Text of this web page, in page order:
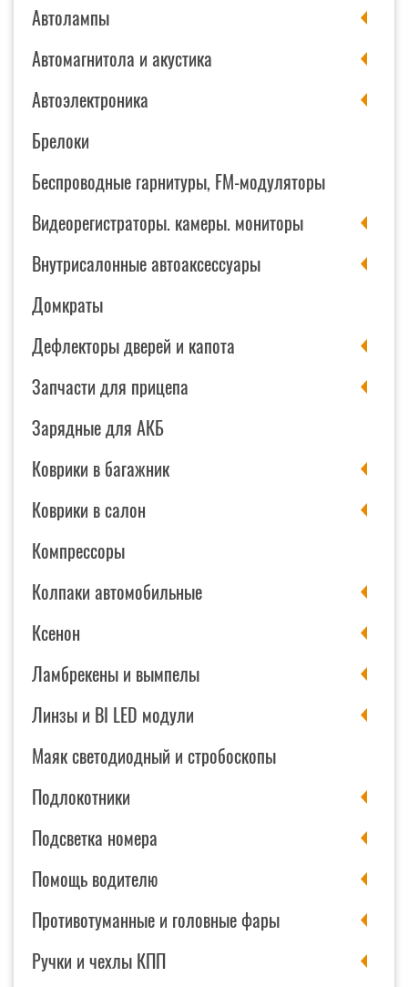
Автолампы
Автомагнитола и акустика
Автоэлектроника
Брелоки
Беспроводные гарнитуры, FM-модуляторы
Видеорегистраторы. камеры. мониторы
Внутрисалонные автоаксессуары
Домкраты
Дефлекторы дверей и капота
Запчасти для прицепа
Зарядные для АКБ
Коврики в багажник
Коврики в салон
Компрессоры
Колпаки автомобильные
Ксенон
Ламбрекены и вымпелы
Линзы и BI LED модули
Маяк светодиодный и стробоскопы
Подлокотники
Подсветка номера
Помощь водителю
Противотуманные и головные фары
Ручки и чехлы КПП